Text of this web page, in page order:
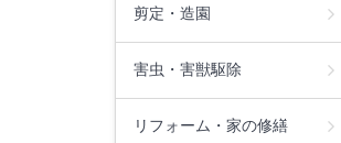
剪定・造園
害虫・害獣駆除
リフォーム・家の修繕